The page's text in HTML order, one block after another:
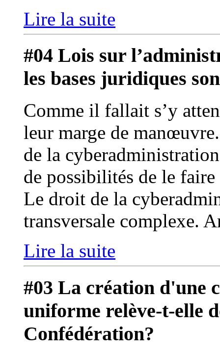
Lire la suite
#04 Lois sur
les bases juridiques
Comme il fallait s’y
leur marge de
de la
de possibilités de le faire
Le droit de la
transversale complexe.
Lire la suite
#03 La création d'une
uniforme relève-t-elle
Confédération?